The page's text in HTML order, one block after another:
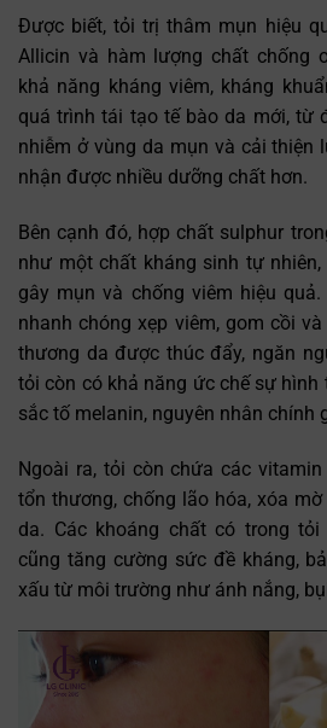
Được biết, tỏi trị thâm mụn hiệu
Allicin và hàm lượng chất chống
khả năng kháng viêm, kháng
quá trình tái tạo tế bào da mới, từ
nhiễm ở vùng da mụn và cải thiện
nhận được nhiều dưỡng chất hơn.
Bên cạnh đó, hợp chất sulphur
như một chất kháng sinh tự
gây mụn và chống viêm hiệu
nhanh chóng xẹp viêm, gom cồi
thương da được thúc đẩy, ngăn
tỏi còn có khả năng ức chế sự hình
sắc tố melanin, nguyên nhân chính
Ngoài ra, tỏi còn chứa các
tổn thương, chống lão hóa, xóa
da. Các khoáng chất có trong
cũng tăng cường sức đề kháng,
xấu từ môi trường như ánh nắng,